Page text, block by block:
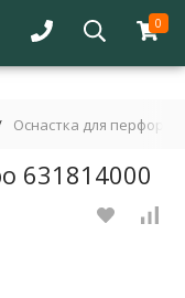
0
Оснастка для
631814000